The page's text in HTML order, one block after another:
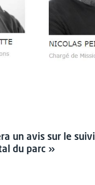
un avis sur le suivi
du parc »